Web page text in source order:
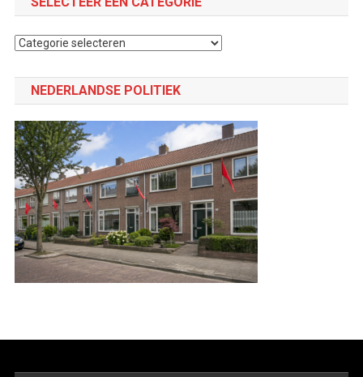
Selecteer
NEDERLANDSE POLITIEK